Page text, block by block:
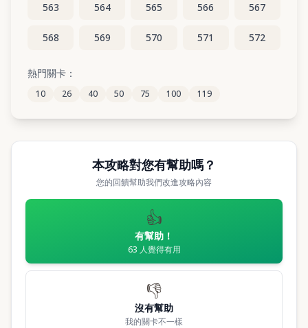
563 564 565 566 567
568 569 570 571 572
573
578 579 580 581
熱門關卡：
10 26 40 50 75 100 119
本攻略對您有幫助嗎？
您的回饋幫助我們改進攻略內容
👍
有幫助！
63 人覺得有用
👎
沒有幫助
我的關卡不一樣